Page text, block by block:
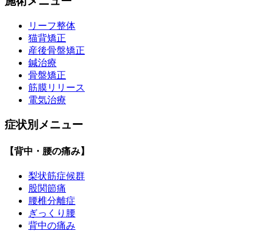
リーフ整体
猫背矯正
産後骨盤矯正
鍼治療
骨盤矯正
筋膜リリース
電気治療
症状別メニュー
【背中・腰の痛み】
梨状筋症候群
股関節痛
腰椎分離症
ぎっくり腰
背中の痛み